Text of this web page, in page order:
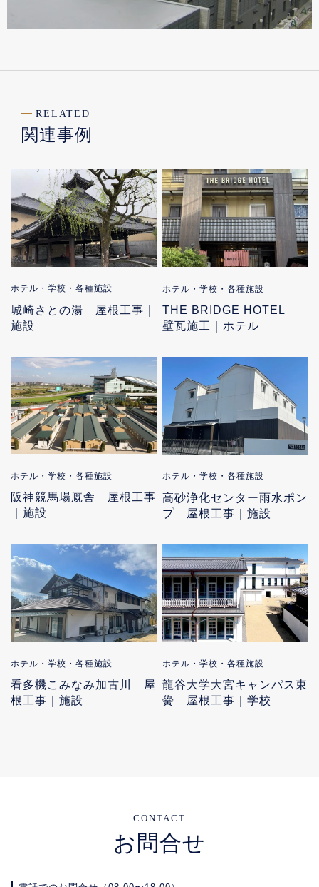
RELATED
関連事例
ホテル・学校・各種施設
城崎さとの湯 屋根工事｜
施設
ホテル・学校・各種施設
THE BRIDGE HOTEL
壁瓦施工｜ホテル
ホテル・学校・各種施設
阪神競馬場厩舎 屋根工事
｜施設
ホテル・学校・各種施設
高砂浄化センター雨水ポン
プ 屋根工事｜施設
ホテル・学校・各種施設
看多機こみなみ加古川 屋
根工事｜施設
ホテル・学校・各種施設
龍谷大学大宮キャンパス東
黌 屋根工事｜学校
CONTACT
お問合せ